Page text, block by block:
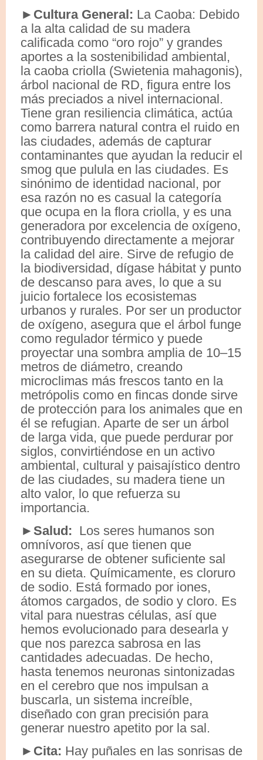
►Cultura General: La Caoba: Debido
a la alta calidad de su madera
calificada como “oro rojo” y grandes
aportes a la sostenibilidad ambiental,
la caoba criolla (Swietenia mahagonis),
árbol nacional de RD, figura entre los
más preciados a nivel internacional.
Tiene gran resiliencia climática, actúa
como barrera natural contra el ruido en
las ciudades, además de capturar
contaminantes que ayudan la reducir el
smog que pulula en las ciudades. Es
sinónimo de identidad nacional, por
esa razón no es casual la categoría
que ocupa en la flora criolla, y es una
generadora por excelencia de oxígeno,
contribuyendo directamente a mejorar
la calidad del aire. Sirve de refugio de
la biodiversidad, dígase hábitat y punto
de descanso para aves, lo que a su
juicio fortalece los ecosistemas
urbanos y rurales. Por ser un productor
de oxígeno, asegura que el árbol funge
como regulador térmico y puede
proyectar una sombra amplia de 10–15
metros de diámetro, creando
microclimas más frescos tanto en la
metrópolis como en fincas donde sirve
de protección para los animales que en
él se refugian. Aparte de ser un árbol
de larga vida, que puede perdurar por
siglos, convirtiéndose en un activo
ambiental, cultural y paisajístico dentro
de las ciudades, su madera tiene un
alto valor, lo que refuerza su
importancia.
►Salud: Los seres humanos son
omnívoros, así que tienen que
asegurarse de obtener suficiente sal
en su dieta. Químicamente, es cloruro
de sodio. Está formado por iones,
átomos cargados, de sodio y cloro. Es
vital para nuestras células, así que
hemos evolucionado para desearla y
que nos parezca sabrosa en las
cantidades adecuadas. De hecho,
hasta tenemos neuronas sintonizadas
en el cerebro que nos impulsan a
buscarla, un sistema increíble,
diseñado con gran precisión para
generar nuestro apetito por la sal.
►Cita: Hay puñales en las sonrisas de